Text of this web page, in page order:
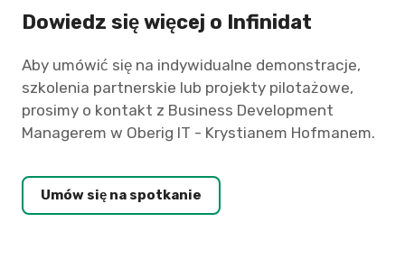
Dowiedz się więcej o Infinidat
Aby umówić się na indywidualne demonstracje,
szkolenia partnerskie lub projekty pilotażowe,
prosimy o kontakt z Business Development
Managerem w Oberig IT - Krystianem Hofmanem.
Umów się na spotkanie